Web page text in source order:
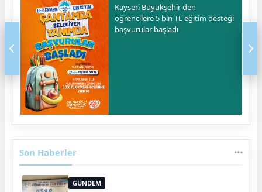
Kayseri Büyükşehir'den
öğrencilere 5 bin TL eğitim desteği
başvurular başladı
Son Haberler
GÜNDEM